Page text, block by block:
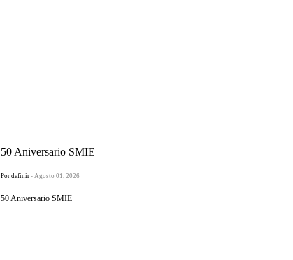
50 Aniversario SMIE
Por definir - Agosto 01, 2026
50 Aniversario SMIE